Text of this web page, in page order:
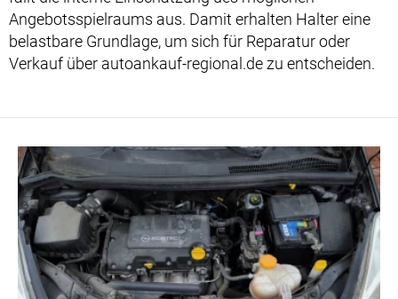
Angebotsspielraums aus. Damit erhalten Halter eine
belastbare Grundlage, um sich für Reparatur oder
Verkauf über autoankauf-regional.de zu entscheiden.